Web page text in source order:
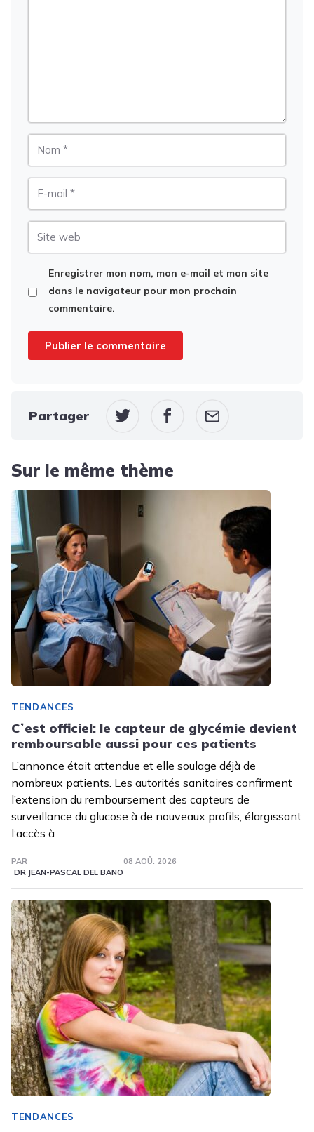
Enregistrer mon nom, mon e-mail et mon site
dans le navigateur pour mon prochain
commentaire.
Partager
Sur le même thème
TENDANCES
Cʼest officiel: le capteur de glycémie devient
remboursable aussi pour ces patients
L’annonce était attendue et elle soulage déjà de
nombreux patients. Les autorités sanitaires confirment
l’extension du remboursement des capteurs de
surveillance du glucose à de nouveaux profils, élargissant
l’accès à
PAR
DR JEAN-PASCAL DEL BANO
08 AOÛ. 2026
TENDANCES